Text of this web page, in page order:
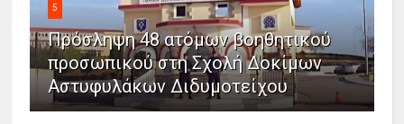
5
Πρόσληψη 48 ατόμων βοηθητικού
προσωπικού στη Σχολή Δοκίμων
Αστυφυλάκων Διδυμοτείχου